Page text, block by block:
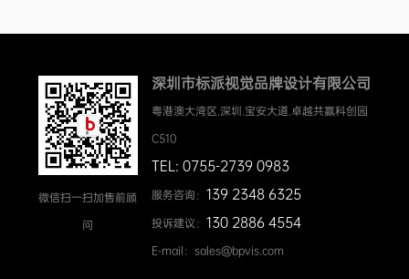
微信扫一扫加售前顾
问
深圳市标派视觉品牌设计有限公司
粤港澳大湾区.深圳.宝安大道.卓越共赢科创园
C510
TEL: 0755-2739 0983
服务咨询： 139 2348 6325
投诉建议： 130 2886 4554
E-mail：sales@bpvis.com